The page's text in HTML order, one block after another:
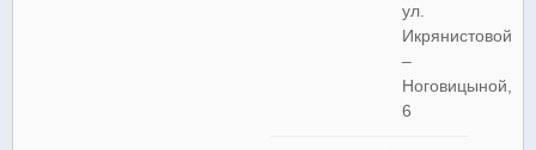
ул.
Икрянистовой
–
Ноговицыной,
6